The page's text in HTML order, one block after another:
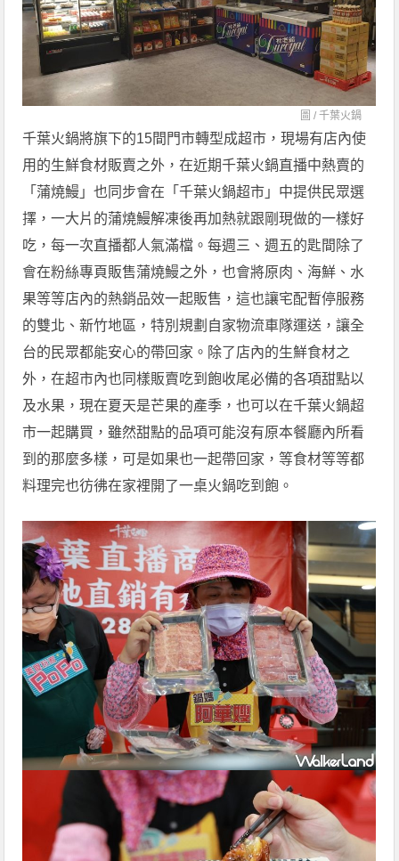
圖 /千葉火鍋
千葉火鍋將旗下的15間門市轉型成超市，現場有店內使
用的生鮮食材販賣之外，在近期千葉火鍋直播中熱賣的
「蒲燒鰻」也同步會在「千葉火鍋超市」中提供民眾選
擇，一大片的蒲燒鰻解凍後再加熱就跟剛現做的一樣好
吃，每一次直播都人氣滿檔。每週三、週五的匙間除了
會在粉絲專頁販售蒲燒鰻之外，也會將原肉、海鮮、水
果等等店內的熱銷品效一起販售，這也讓宅配暫停服務
的雙北、新竹地區，特別規劃自家物流車隊運送，讓全
台的民眾都能安心的帶回家。除了店內的生鮮食材之
外，在超市內也同樣販賣吃到飽收尾必備的各項甜點以
及水果，現在夏天是芒果的產季，也可以在千葉火鍋超
市一起購買，雖然甜點的品項可能沒有原本餐廳內所看
到的那麼多樣，可是如果也一起帶回家，等食材等等都
料理完也彷彿在家裡開了一桌火鍋吃到飽。